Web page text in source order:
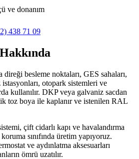
ve donanım
438 71 09
Hakkında
besleme noktaları, GES sahaları,
istasyonları, otopark sistemleri ve
kullanılır. DKP veya galvaniz sacdan
toz boya ile kaplanır ve istenilen RAL
çift cidarlı kapı ve havalandırma
sınıfında üretim yapıyoruz.
ve aydınlatma aksesuarları
ömrü uzatılır.